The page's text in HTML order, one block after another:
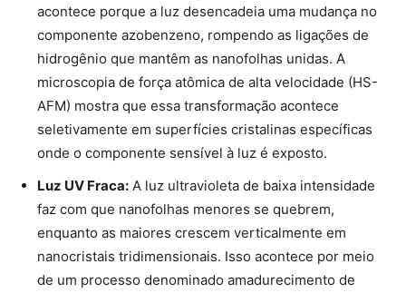
acontece porque a luz desencadeia uma mudança no
componente azobenzeno, rompendo as ligações de
hidrogênio que mantêm as nanofolhas unidas. A
microscopia de força atômica de alta velocidade (HS-
AFM) mostra que essa transformação acontece
seletivamente em superfícies cristalinas específicas
onde o componente sensível à luz é exposto.
Luz UV Fraca: A luz ultravioleta de baixa intensidade
faz com que nanofolhas menores se quebrem,
enquanto as maiores crescem verticalmente em
nanocristais tridimensionais. Isso acontece por meio
de um processo denominado amadurecimento de